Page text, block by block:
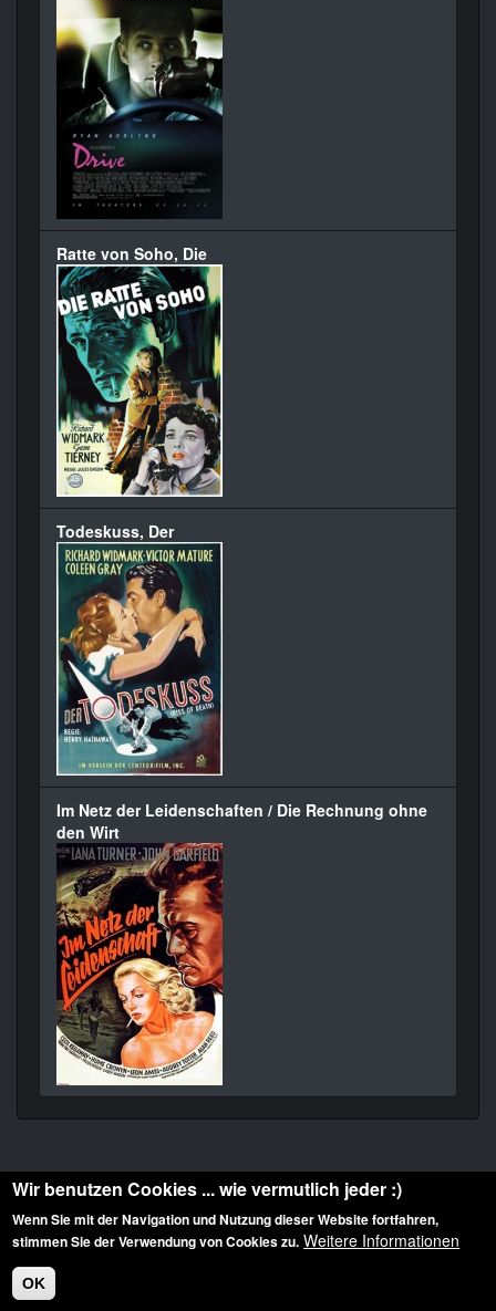
Ratte von Soho, Die
Todeskuss, Der
Im Netz der Leidenschaften / Die Rechnung ohne
den Wirt
Diese Website ist urheberrechtlich geschützt: © 2010-2026 der Film Noir de. Alle
Rechte vorbehalten.
Wir benutzen Cookies ... wie vermutlich jeder :)
Wenn Sie mit der Navigation und Nutzung dieser Website fortfahren,
stimmen Sie der Verwendung von Cookies zu. Weitere Informationen
OK